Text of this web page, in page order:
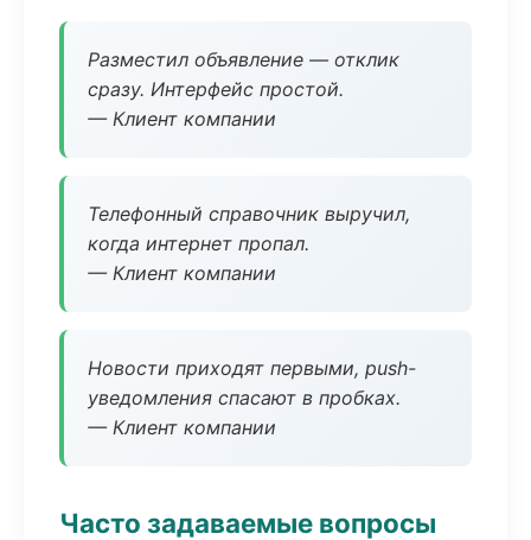
Разместил объявление — отклик
сразу. Интерфейс простой.
— Клиент компании
Телефонный справочник выручил,
когда интернет пропал.
— Клиент компании
Новости приходят первыми, push-
уведомления спасают в пробках.
— Клиент компании
Часто задаваемые вопросы